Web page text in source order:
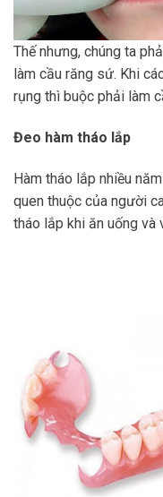
Thế nhưng, chúng ta
làm cầu răng sứ. Khi
rụng thì buộc phải làm
Đeo hàm tháo lắp
Hàm tháo lắp nhiều
quen thuộc của người
tháo lắp khi ăn uống và